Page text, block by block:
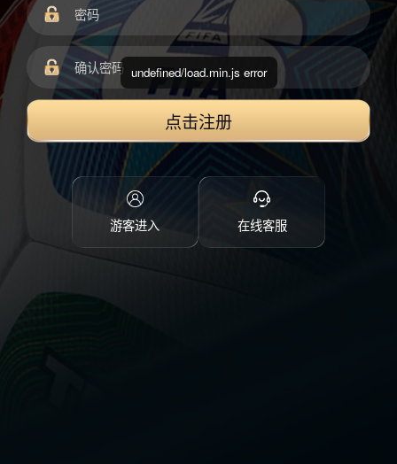
点击注册
游客进入 在线客服
undefined/load.min.js error